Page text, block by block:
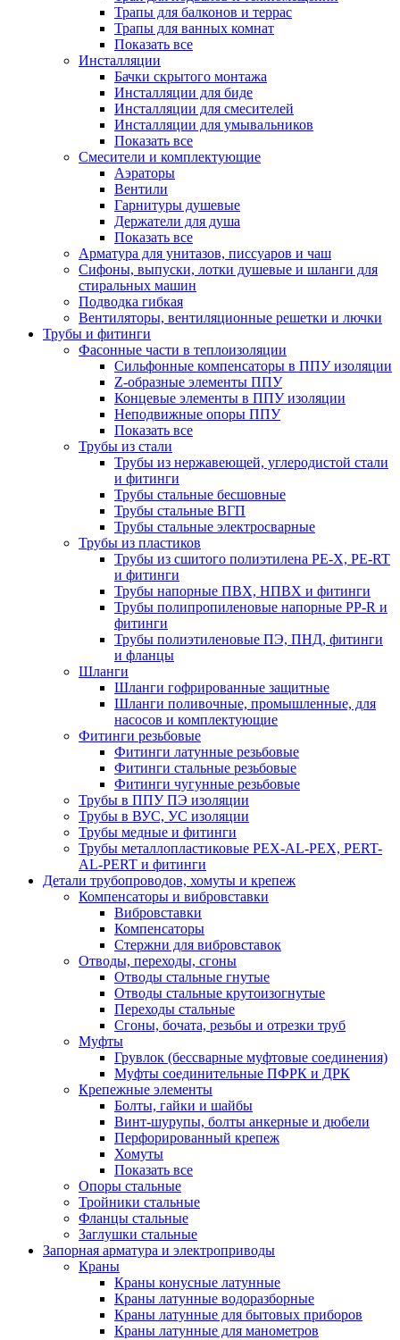
Трапы для балконов и террас
Трапы для ванных комнат
Показать все
Инсталляции
Бачки скрытого монтажа
Инсталляции для биде
Инсталляции для смесителей
Инсталляции для умывальников
Показать все
Смесители и комплектующие
Аэраторы
Вентили
Гарнитуры душевые
Держатели для душа
Показать все
Арматура для унитазов, писсуаров и чаш
Сифоны, выпуски, лотки душевые и шланги для
стиральных машин
Подводка гибкая
Вентиляторы, вентиляционные решетки и лючки
Трубы и фитинги
Фасонные части в теплоизоляции
Cильфонные компенсаторы в ППУ изоляции
Z-образные элементы ППУ
Концевые элементы в ППУ изоляции
Неподвижные опоры ППУ
Показать все
Трубы из стали
Трубы из нержавеющей, углеродистой стали
и фитинги
Трубы стальные бесшовные
Трубы стальные ВГП
Трубы стальные электросварные
Трубы из пластиков
Трубы из сшитого полиэтилена PE-X, PE-RT
и фитинги
Трубы напорные ПВХ, НПВХ и фитинги
Трубы полипропиленовые напорные PP-R и
фитинги
Трубы полиэтиленовые ПЭ, ПНД, фитинги
и фланцы
Шланги
Шланги гофрированные защитные
Шланги поливочные, промышленные, для
насосов и комплектующие
Фитинги резьбовые
Фитинги латунные резьбовые
Фитинги стальные резьбовые
Фитинги чугунные резьбовые
Трубы в ППУ ПЭ изоляции
Трубы в ВУС, УС изоляции
Трубы медные и фитинги
Трубы металлопластиковые PEX-AL-PEX, PERT-
AL-PERT и фитинги
Детали трубопроводов, хомуты и крепеж
Компенсаторы и вибровставки
Вибровставки
Компенсаторы
Стержни для вибровставок
Отводы, переходы, сгоны
Отводы стальные гнутые
Отводы стальные крутоизогнутые
Переходы стальные
Сгоны, бочата, резьбы и отрезки труб
Муфты
Грувлок (бессварные муфтовые соединения)
Муфты соединительные ПФРК и ДРК
Крепежные элементы
Болты, гайки и шайбы
Винт-шурупы, болты анкерные и дюбели
Перфорированный крепеж
Хомуты
Показать все
Опоры стальные
Тройники стальные
Фланцы стальные
Заглушки стальные
Запорная арматура и электроприводы
Краны
Краны конусные латунные
Краны латунные водоразборные
Краны латунные для бытовых приборов
Краны латунные для манометров